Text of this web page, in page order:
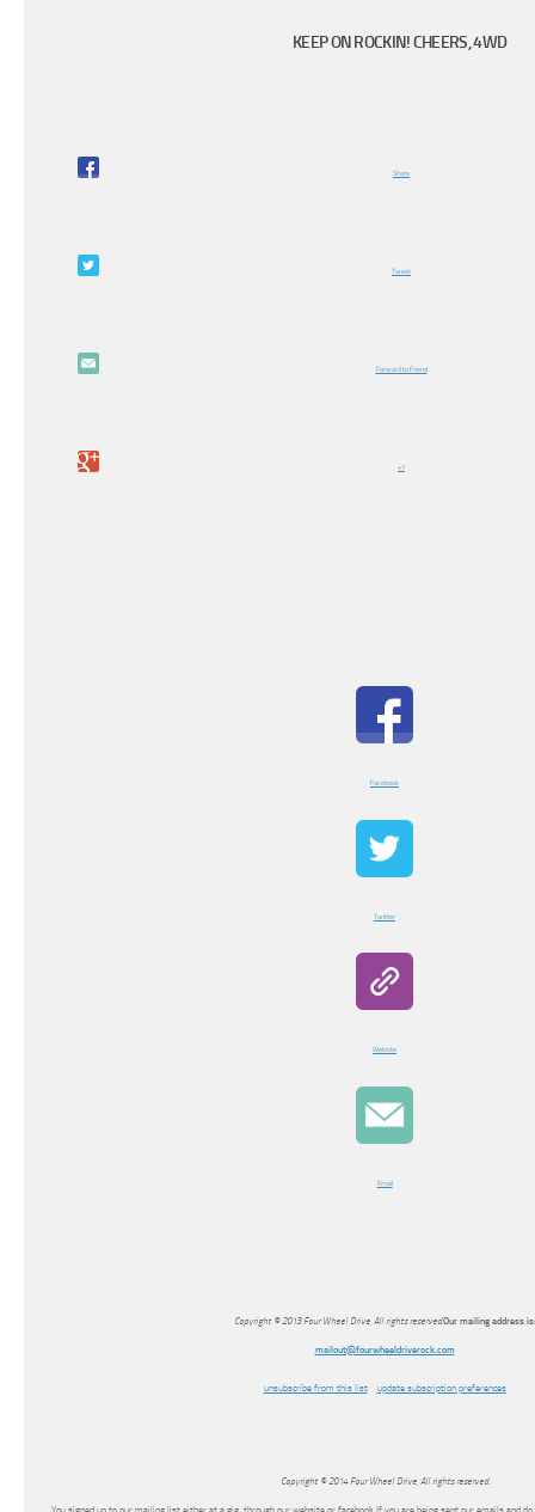
KEEP ON ROCKIN! CHEERS, 4WD
Share
Tweet
Forward to Friend
+1
Facebook
Twitter
Website
Email
Copyright © 2013 Four Wheel Drive, All rights reserved.Our mailing address is:
mailout@fourwheeldriverock.com
unsubscribe from this list update subscription preferences
Copyright © 2014 Four Wheel Drive, All rights reserved.